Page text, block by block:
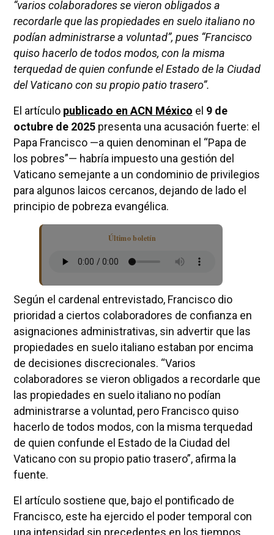
“varios colaboradores se vieron obligados a
recordarle que las propiedades en suelo italiano no
podían administrarse a voluntad”, pues “Francisco
quiso hacerlo de todos modos, con la misma
terquedad de quien confunde el Estado de la Ciudad
del Vaticano con su propio patio trasero”.
El artículo publicado en ACN México el 9 de
octubre de 2025presenta una acusación fuerte: el
Papa Francisco —a quien denominan el “Papa de
los pobres”— habría impuesto una gestión del
Vaticano semejante a un condominio de privilegios
para algunos laicos cercanos, dejando de lado el
principio de pobreza evangélica.
Último boletín
Según el cardenal entrevistado, Francisco dio
prioridad a ciertos colaboradores de confianza en
asignaciones administrativas, sin advertir que las
propiedades en suelo italiano estaban por encima
de decisiones discrecionales. “Varios
colaboradores se vieron obligados a recordarle que
las propiedades en suelo italiano no podían
administrarse a voluntad, pero Francisco quiso
hacerlo de todos modos, con la misma terquedad
de quien confunde el Estado de la Ciudad del
Vaticano con su propio patio trasero”, afirma la
fuente.
El artículo sostiene que, bajo el pontificado de
Francisco, este ha ejercido el poder temporal con
una intensidad sin precedentes en los tiempos